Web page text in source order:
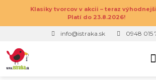
Klasiky tvorcov v akcii – teraz
Platí do 23.8.2026!
info@istraka.sk 0948 015